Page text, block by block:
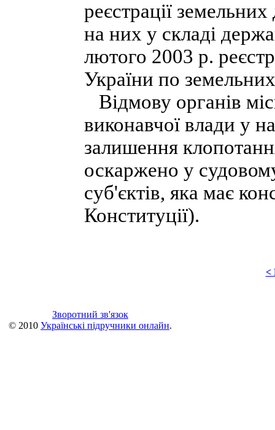
реєстрації
на них у складі
лютого 2003 р.
України по
Відмову органів
виконавчої влади у
залишення
оскаржено у
суб'єктів, яка має
Конституції).
<
Зворотний зв'язок
© 2010 Українські підручники онлайн.